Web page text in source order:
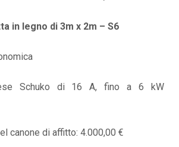
in legno di 3m x 2m – S6
Schuko di 16 A, fino a 6 kW
canone di affitto: 4.000,00 €